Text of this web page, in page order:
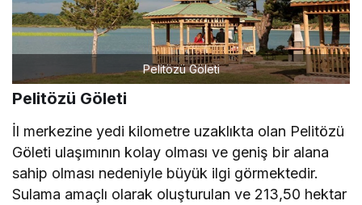
Pelitözü Göleti
Pelitözü Göleti
İl merkezine yedi kilometre uzaklıkta olan Pelitözü
Göleti ulaşımının kolay olması ve geniş bir alana
sahip olması nedeniyle büyük ilgi görmektedir.
Sulama amaçlı olarak oluşturulan ve 213,50 hektar